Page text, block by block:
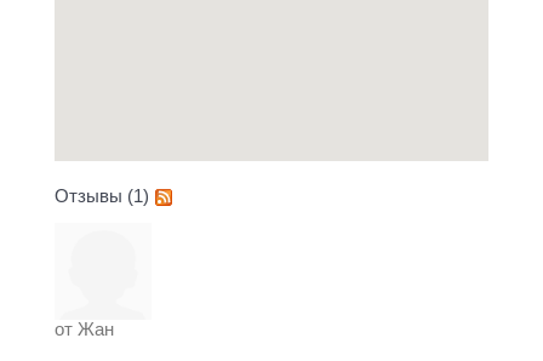
Отзывы (1)
от Жан